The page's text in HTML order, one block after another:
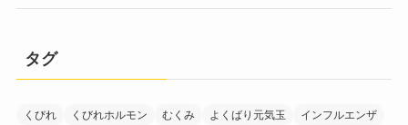
タグ
くびれ くびれホルモン むくみ よくばり元気玉
インフルエンザ